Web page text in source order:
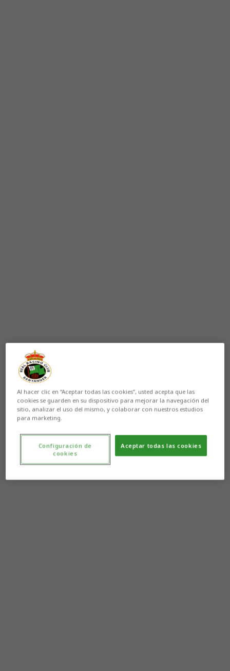
Al hacer clic en “Aceptar todas las cookies”, usted acepta que las
cookies se guarden en su dispositivo para mejorar la navegación del
sitio, analizar el uso del mismo, y colaborar con nuestros estudios
para marketing.
Aceptar todas las cookies
Configuración de
cookies